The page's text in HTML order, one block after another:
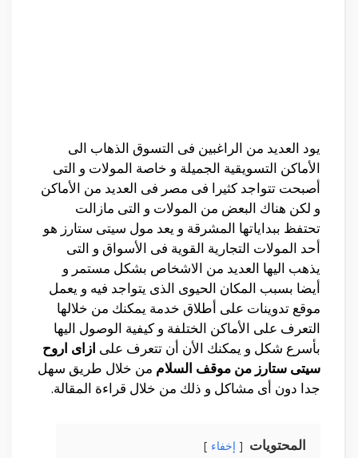
يود العديد من الراغبين فى التسوق الذهاب الى
الأماكن التسويقية الجميلة و خاصة المولات و التى
أصبحت تتواجد كثيرا فى مصر فى العديد من الأماكن
و لكن هناك البعض من المولات و التى مازالت
تحتفظ ببداياتها المشرقة و يعد مول سيتى ستارز هو
أحد المولات التجارية القوية فى الأسواق و التى
يذهب اليها العديد من الاشخاص بشكل مستمر و
أيضا بسبب المكان الحيوى الذى يتواجد فيه و يعمل
موقع تدوينات على أطلاق خدمة يمكنك من خلالها
التعرف على الأماكن الختلفة و كيفية الوصول اليها
بأسرع شكل و يمكنك الأن أن تتعرف على ازاى اروح
سيتى ستارز من موقف السلام من خلال طريق سهل
جدا دون أى مشاكل و ذلك من خلال قراءة المقالة.
المحتويات إخفاء